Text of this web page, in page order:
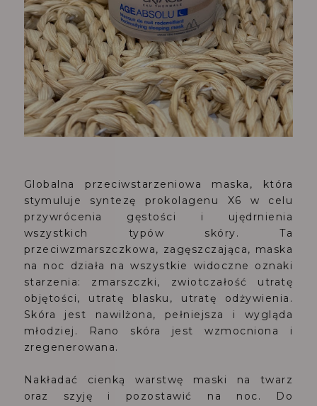
Globalna przeciwstarzeniowa maska, która
stymuluje syntezę prokolagenu X6 w celu
przywrócenia gęstości i ujędrnienia
wszystkich typów skóry. Ta
przeciwzmarszczkowa, zagęszczająca, maska
na noc działa na wszystkie widoczne oznaki
starzenia: zmarszczki, zwiotczałość utratę
objętości, utratę blasku, utratę odżywienia.
Skóra jest nawilżona, pełniejsza i wygląda
młodziej. Rano skóra jest wzmocniona i
zregenerowana.
Nakładać cienką warstwę maski na twarz
oraz szyję i pozostawić na noc. Do